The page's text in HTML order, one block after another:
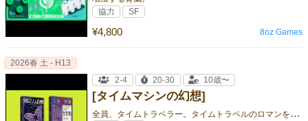
¥4,800
協力 SF
8oz Games
[タイムマシンの幻想]
全
員、タイムトラベラー。タイムトラベルのロマンを感じる2–4人対戦ゲーム。
2026春 土 - H13
2-4
20-30 10歳〜